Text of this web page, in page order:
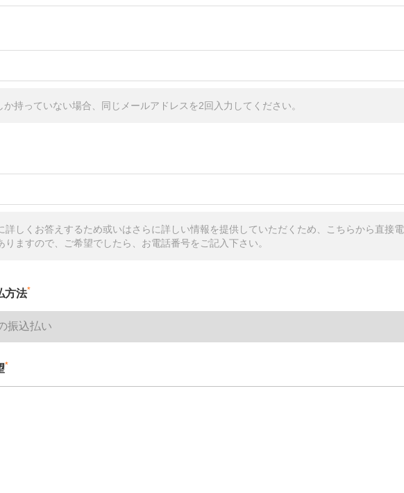
か持っていない場合、同じメールアドレスを2回入力してください。
詳しくお答えするため或いはさらに詳しい情報を提供していただくため、こちらから直接電
りますので、ご希望でしたら、お電話番号をご記入下さい。
方法*
*